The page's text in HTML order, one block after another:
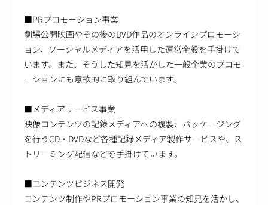
■PRプロモーション事業
劇場公開映画やその後のDVD作品のオンラインプロモーシ
ョン、ソーシャルメディアを活用した運営全般を手掛けて
います。また、そうした知見を活かした一般企業のプロモ
ーションにも意欲的に取り組んでいます。
■メディアサービス事業
映像コンテンツの記録メディアへの複製、パッケージング
を行うCD・DVDなど各種記録メディア製作サービスや、ス
トリーミング配信などを手掛けています。
■コンテンツビジネス開発
コンテンツ制作やPRプロモーション事業の知見を活かし、